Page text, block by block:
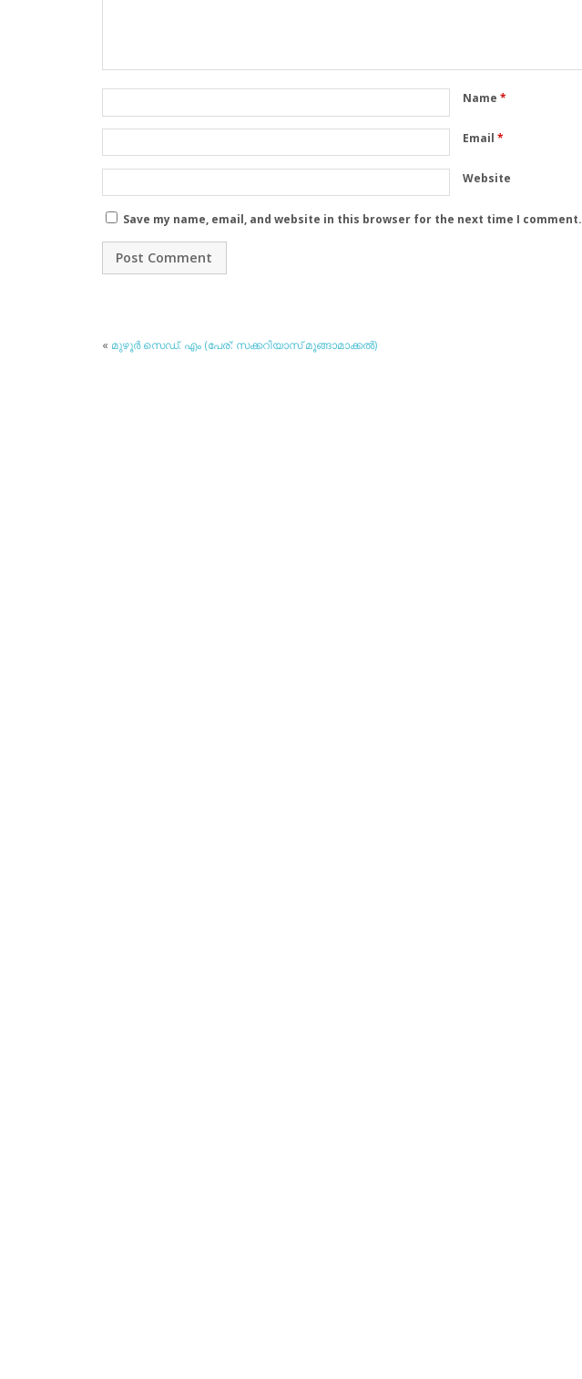
Name *
Email *
Website
Save my name, email, and website in this browser for the next time I comment.
« മുഴൂര്‍ സെഡ്. എം (പേര്: സക്കറിയാസ് മൂങ്ങാമാക്കല്‍)